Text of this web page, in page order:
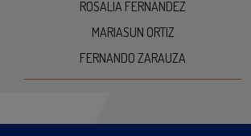
ROSALÍA FERNÁNDEZ
MARIASUN ORTIZ
FERNANDO ZARAUZA